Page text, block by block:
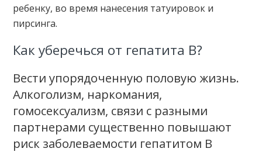
ребенку, во время нанесения татуировок и
пирсинга.
Как уберечься от гепатита В?
Вести упорядоченную половую жизнь.
Алкоголизм, наркомания,
гомосексуализм, связи с разными
партнерами существенно повышают
риск заболеваемости гепатитом В